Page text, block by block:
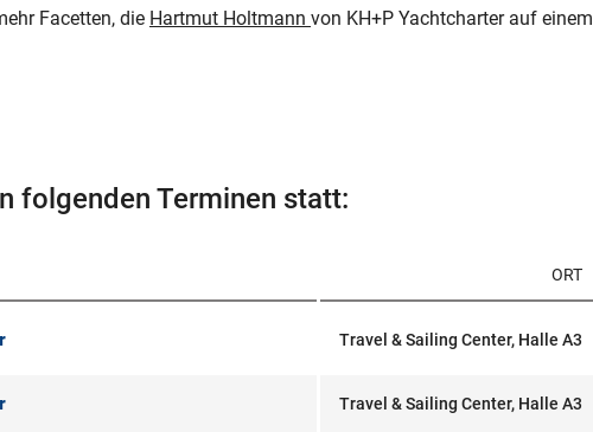
Facetten, die Hartmut Holtmann von KH+P Yachtcharter auf einem
folgenden Terminen statt:
ORT
Travel & Sailing Center, Halle A3
Travel & Sailing Center, Halle A3